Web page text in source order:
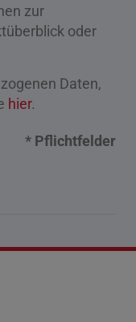
zur
oder
Daten,
hier.
* Pflichtfelder